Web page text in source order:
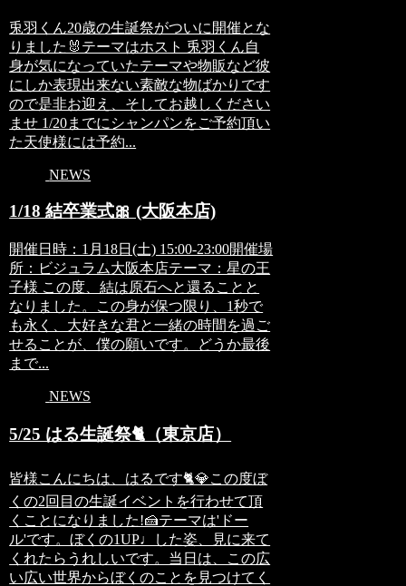
兎羽くん20歳の生誕祭がついに開催とな
りました🐰テーマはホスト 兎羽くん自
身が気になっていたテーマや物販など彼
にしか表現出来ない素敵な物ばかりです
ので是非お迎え、そしてお越しください
ませ 1/20までにシャンパンをご予約頂い
た天使様には予約...
NEWS
1/18 結卒業式🎀 (大阪本店)
開催日時：1月18日(土) 15:00-23:00開催場
所：ビジュラム大阪本店テーマ：星の王
子様 この度、結は原石へと還ることと
なりました。この身が保つ限り、1秒で
も永く、大好きな君と一緒の時間を過ご
せることが、僕の願いです。どうか最後
まで...
NEWS
5/25 はる生誕祭🐈（東京店）
皆様こんにちは、はるです🐈💎この度ぼ
くの2回目の生誕イベントを行わせて頂
くことになりました!🍰テーマは'ドー
ル'です。ぼくの1UP♩した姿、見に来て
くれたらうれしいです。当日は、この広
い広い世界からぼくのことを見つけてく